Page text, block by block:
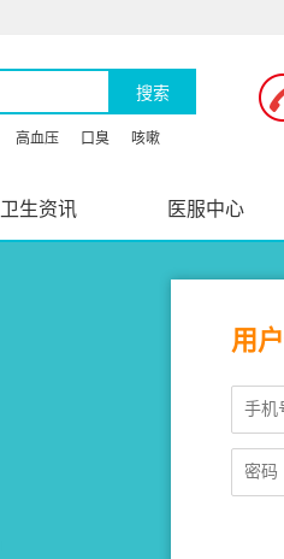
搜索
高血压 口臭 咳嗽
卫生资讯 医服中心
用